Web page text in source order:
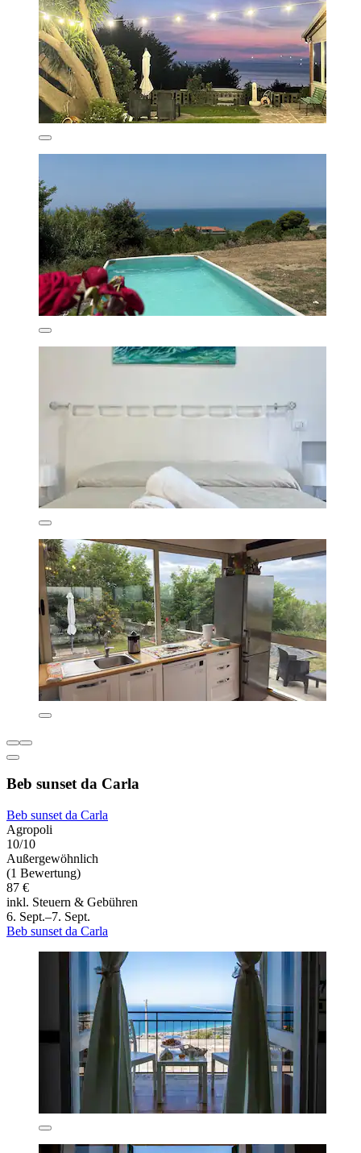
Beb sunset da Carla
Beb sunset da Carla
Agropoli
10/10
Außergewöhnlich
(1 Bewertung)
87 €
inkl. Steuern & Gebühren
6. Sept.–7. Sept.
Beb sunset da Carla